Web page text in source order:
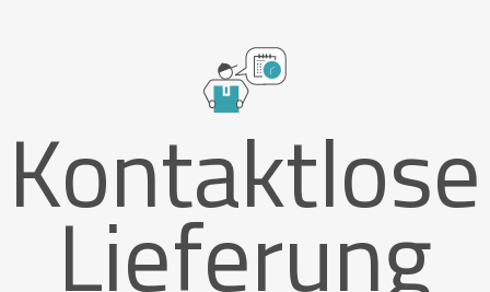
Kontaktlose
Lieferung